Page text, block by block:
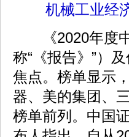
机械工业经
《2020年度中
称“《报告》”）
焦点。榜单显示
器、美的集团、
榜单前列。中国